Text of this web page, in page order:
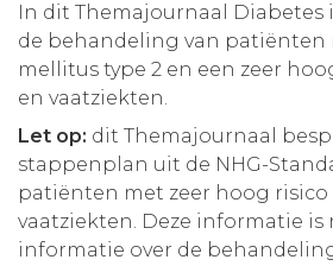
In dit Themajournaal Diabetes
de behandeling van patiënten
mellitus type 2 en een zeer
en vaatziekten.
Let op: dit Themajournaal
stappenplan uit de NHG-
patiënten met zeer hoog risico
vaatziekten. Deze informatie is
informatie over de